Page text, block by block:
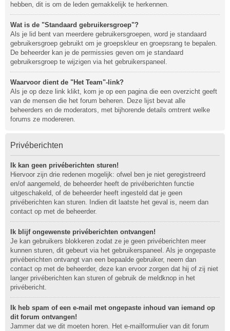
hebben, dit is om de leden gemakkelijk te herkennen.
Wat is de "Standaard gebruikersgroep"?
Als je lid bent van meerdere gebruikersgroepen, word je standaard
gebruikersgroep gebruikt om je groepskleur en groepsrang te bepalen.
De beheerder kan je de permissies geven om je standaard
gebruikersgroep te wijzigen via het gebruikerspaneel.
Waarvoor dient de "Het Team"-link?
Als je op deze link klikt, kom je op een pagina die een overzicht geeft
van de mensen die het forum beheren. Deze lijst bevat alle
beheerders en de moderators, met bijhorende details omtrent welke
forums ze modereren.
Privéberichten
Ik kan geen privéberichten sturen!
Hiervoor zijn drie redenen mogelijk: ofwel ben je niet geregistreerd
en/of aangemeld, de beheerder heeft de privéberichten functie
uitgeschakeld, of de beheerder heeft ingesteld dat je geen
privéberichten kan sturen. Indien dit laatste het geval is, neem dan
contact op met de beheerder.
Ik blijf ongewenste privéberichten ontvangen!
Je kan gebruikers blokkeren zodat ze je geen privéberichten meer
kunnen sturen, dit gebeurt via het gebruikerspaneel. Als je ongepaste
privéberichten ontvangt van een bepaalde gebruiker, neem dan
contact op met de beheerder, deze kan ervoor zorgen dat hij of zij niet
langer privéberichten kan sturen of gebruik de meldknop in het
privébericht.
Ik heb spam of een e-mail met ongepaste inhoud van iemand op
dit forum ontvangen!
Jammer dat we dit moeten horen. Het e-mailformulier van dit forum